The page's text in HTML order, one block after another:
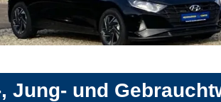
Jung- und